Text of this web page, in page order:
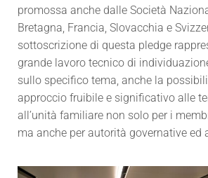
promossa anche dalle Società
Bretagna, Francia, Slovacchia e
sottoscrizione di questa pledge
grande lavoro tecnico di
sullo specifico tema, anche la
approccio fruibile e significativo alle
all’unità familiare non solo per i
ma anche per autorità governative ed